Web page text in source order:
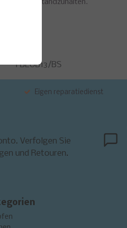
Kämpfen standzuhalten.
FBLUB13/BS
Eigen reparatiedienst
Verfolgen Sie
und Retouren.